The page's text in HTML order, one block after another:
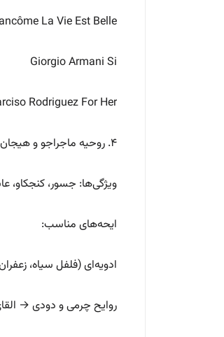
La Vie Est Belle
Giorgio Armani Si
Rodriguez For Her
۴. روحیه ماجراجو و هیجان‌طلب
ویژگی‌ها: جسور، کنجکاو،
ایحه‌های مناسب:
ادویه‌ای (فلفل سیاه،
روایح چرمی و دودی →